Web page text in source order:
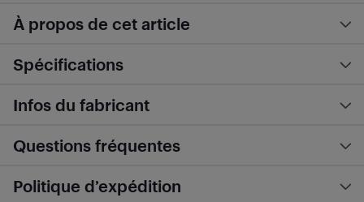
À propos de cet article
Spécifications
Infos du fabricant
Questions fréquentes
Politique d’expédition